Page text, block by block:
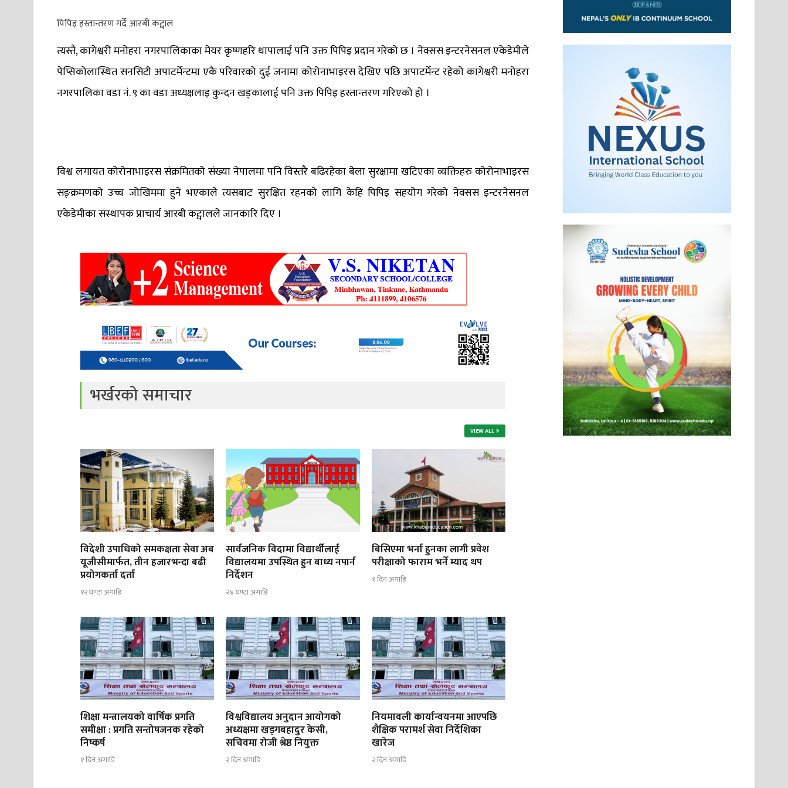
पिपिइ हस्तान्तरण गर्दे आरबी कट्वाल
त्यस्तै, कागेश्वरी मनोहरा नगरपालिकाका मेयर कृष्णहरि थापालाई पनि उक्त पिपिइ प्रदान गरेको छ । नेक्सस इन्टरनेसनल एकेडेमीले
पेप्सिकोलास्थित सनसिटी अपाटर्मेन्टमा एकै परिवारको दुई जनामा कोरोनाभाइरस देखिए पछि अपाटर्मेन्ट रहेको कागेश्वरी मनोहरा
नगरपालिका वडा नं. ९ का वडा अध्यक्षलाइ कुन्दन खड्कालाई पनि उक्त पिपिइ हस्तान्तरण गरिएको हो ।
विश्व लगायत कोरोनाभाइरस संक्रमितको संख्या नेपालमा पनि विस्तरै बढिरहेका बेला सुरक्षामा खटिएका व्यक्तिहरु कोरोनाभाइरस
सङ्क्रमणको उच्च जोखिममा हुने भएकाले त्यसबाट सुरक्षित रहनको लागि केहि पिपिइ सहयोग गरेको नेक्सस इन्टरनेसनल
एकेडेमीका संस्थापक प्राचार्य आरबी कट्वालले जानकारि दिए ।
भर्खरको समाचार
VIEW ALL
विदेशी उपाधिको समकक्षता सेवा अब
यूजीसीमार्फत, तीन हजारभन्दा बढी
प्रयोगकर्ता दर्ता
१२ घण्टा अगाडि
सार्वजनिक विदामा विद्यार्थीलाई
विद्यालयमा उपस्थित हुन बाध्य नपार्न
निर्देशन
२४ घण्टा अगाडि
बिसिएमा भर्ना हुनका लागी प्रवेश
परीक्षाको फाराम भर्ने म्याद थप
१ दिन अगाडि
शिक्षा मन्त्रालयको वार्षिक प्रगति
समीक्षा : प्रगति सन्तोषजनक रहेको
निष्कर्ष
१ दिन अगाडि
विश्वविद्यालय अनुदान आयोगको
अध्यक्षमा खड्गबहादुर केसी,
सचिवमा रोजी श्रेष्ठ नियुक्त
२ दिन अगाडि
नियमावली कार्यान्वयनमा आएपछि
शैक्षिक परामर्श सेवा निर्देशिका
खारेज
२ दिन अगाडि